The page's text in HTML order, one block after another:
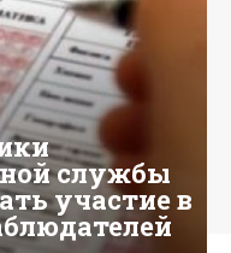
службы
участие в